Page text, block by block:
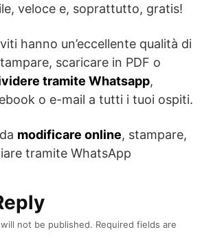
veloce e, soprattutto, gratis!
hanno un’eccellente qualità di
scaricare in PDF o
tramite Whatsapp,
o e-mail a tutti i tuoi ospiti.
modificare online, stampare,
tramite WhatsApp
not be published. Required fields are